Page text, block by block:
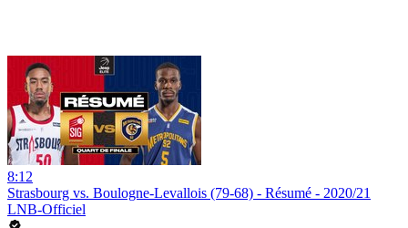
8:12
Strasbourg vs. Boulogne-Levallois (79-68) - Résumé - 2020/21
LNB-Officiel